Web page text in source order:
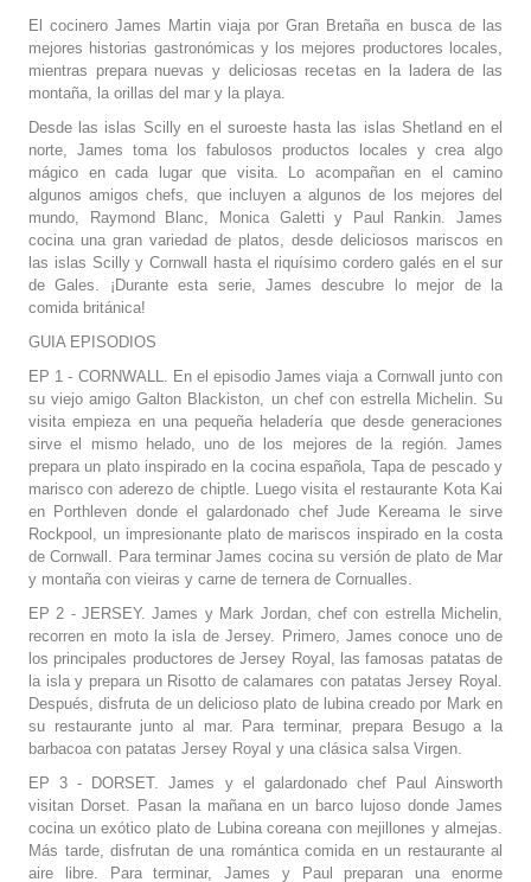
El cocinero James Martin viaja por Gran Bretaña en busca de las
mejores historias gastronómicas y los mejores productores locales,
mientras prepara nuevas y deliciosas recetas en la ladera de las
montaña, la orillas del mar y la playa.
Desde las islas Scilly en el suroeste hasta las islas Shetland en el
norte, James toma los fabulosos productos locales y crea algo
mágico en cada lugar que visita. Lo acompañan en el camino
algunos amigos chefs, que incluyen a algunos de los mejores del
mundo, Raymond Blanc, Monica Galetti y Paul Rankin. James
cocina una gran variedad de platos, desde deliciosos mariscos en
las islas Scilly y Cornwall hasta el riquísimo cordero galés en el sur
de Gales. ¡Durante esta serie, James descubre lo mejor de la
comida británica!
GUIA EPISODIOS
EP 1 - CORNWALL. En el episodio James viaja a Cornwall junto con
su viejo amigo Galton Blackiston, un chef con estrella Michelin. Su
visita empieza en una pequeña heladería que desde generaciones
sirve el mismo helado, uno de los mejores de la región. James
prepara un plato inspirado en la cocina española, Tapa de pescado y
marisco con aderezo de chiptle. Luego visita el restaurante Kota Kai
en Porthleven donde el galardonado chef Jude Kereama le sirve
Rockpool, un impresionante plato de mariscos inspirado en la costa
de Cornwall. Para terminar James cocina su versión de plato de Mar
y montaña con vieiras y carne de ternera de Cornualles.
EP 2 - JERSEY. James y Mark Jordan, chef con estrella Michelin,
recorren en moto la isla de Jersey. Primero, James conoce uno de
los principales productores de Jersey Royal, las famosas patatas de
la isla y prepara un Risotto de calamares con patatas Jersey Royal.
Después, disfruta de un delicioso plato de lubina creado por Mark en
su restaurante junto al mar. Para terminar, prepara Besugo a la
barbacoa con patatas Jersey Royal y una clásica salsa Virgen.
EP 3 - DORSET. James y el galardonado chef Paul Ainsworth
visitan Dorset. Pasan la mañana en un barco lujoso donde James
cocina un exótico plato de Lubina coreana con mejillones y almejas.
Más tarde, disfrutan de una romántica comida en un restaurante al
aire libre. Para terminar, James y Paul preparan una enorme